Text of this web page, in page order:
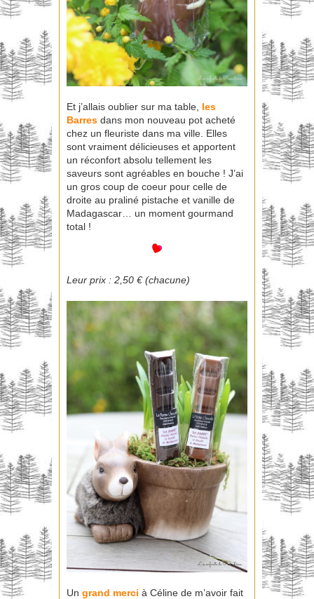
Et j’allais oublier sur ma table, les
Barres dans mon nouveau pot acheté
chez un fleuriste dans ma ville. Elles
sont vraiment délicieuses et apportent
un réconfort absolu tellement les
saveurs sont agréables en bouche ! J’ai
un gros coup de coeur pour celle de
droite au praliné pistache et vanille de
Madagascar… un moment gourmand
total !
Leur prix : 2,50 € (chacune)
Un grand merci à Céline de m’avoir fait